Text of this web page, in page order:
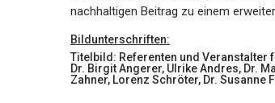
nachhaltigen Beitrag zu einem
Bildunterschriften:
Titelbild: Referenten und Veranstalter
Dr. Birgit Angerer, Ulrike Andres, Dr.
Zahner, Lorenz Schröter, Dr. Susanne